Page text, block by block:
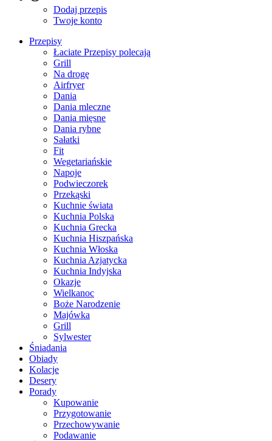
Dodaj przepis
Twoje konto
Przepisy
Łaciate Przepisy polecają
Grill
Na drogę
Airfryer
Dania
Dania mleczne
Dania mięsne
Dania rybne
Sałatki
Fit
Wegetariańskie
Napoje
Podwieczorek
Przekąski
Kuchnie świata
Kuchnia Polska
Kuchnia Grecka
Kuchnia Hiszpańska
Kuchnia Włoska
Kuchnia Azjatycka
Kuchnia Indyjska
Okazje
Wielkanoc
Boże Narodzenie
Majówka
Grill
Sylwester
Śniadania
Obiady
Kolacje
Desery
Porady
Kupowanie
Przygotowanie
Przechowywanie
Podawanie